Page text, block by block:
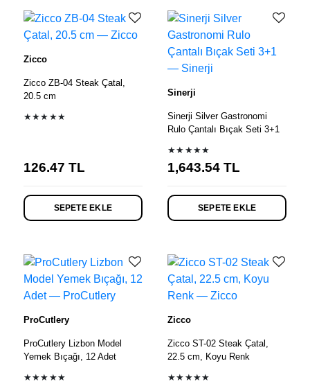
Zicco
Zicco ZB-04 Steak Çatal,
20.5 cm
★★★★★
126.47 TL
SEPETE EKLE
Sinerji
Sinerji Silver Gastronomi
Rulo Çantalı Bıçak Seti 3+1
★★★★★
1,643.54 TL
SEPETE EKLE
ProCutlery
ProCutlery Lizbon Model
Yemek Bıçağı, 12 Adet
★★★★★
Zicco
Zicco ST-02 Steak Çatal,
22.5 cm, Koyu Renk
★★★★★